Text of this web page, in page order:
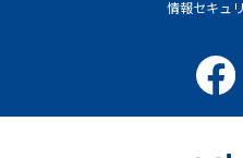
情報セキュ